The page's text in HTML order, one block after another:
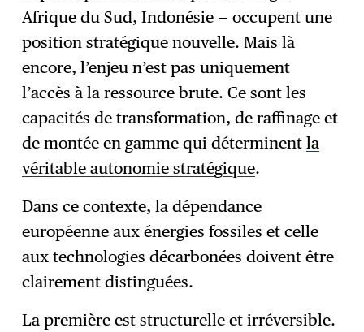
Afrique du Sud, Indonésie — occupent une
position stratégique nouvelle. Mais là
encore, l’enjeu n’est pas uniquement
l’accès à la ressource brute. Ce sont les
capacités de transformation, de raffinage et
de montée en gamme qui déterminentla
véritable autonomie stratégique.
Dans ce contexte, la dépendance
européenne aux énergies fossiles et celle
aux technologies décarbonées doivent être
clairement distinguées.
La première est structurelle et irréversible.